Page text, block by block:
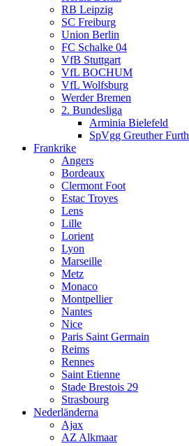
RB Leipzig
SC Freiburg
Union Berlin
FC Schalke 04
VfB Stuttgart
VfL BOCHUM
VfL Wolfsburg
Werder Bremen
2. Bundesliga
Arminia Bielefeld
SpVgg Greuther Furth
Frankrike
Angers
Bordeaux
Clermont Foot
Estac Troyes
Lens
Lille
Lorient
Lyon
Marseille
Metz
Monaco
Montpellier
Nantes
Nice
Paris Saint Germain
Reims
Rennes
Saint Etienne
Stade Brestois 29
Strasbourg
Nederländerna
Ajax
AZ Alkmaar